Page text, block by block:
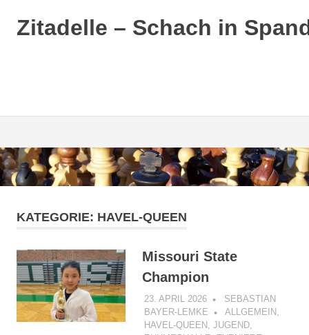
Zum
Inhalt
springen
Zitadelle – Schach in
KATEGORIE: HAVEL-QUEEN
Missouri State
Champion
23. APRIL 2026
SEBASTIAN
BAYER-LEMKE
ALLGEMEIN,
HAVEL-QUEEN, JUGEND,